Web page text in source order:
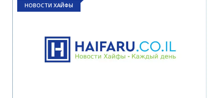
НОВОСТИ ХАЙФЫ